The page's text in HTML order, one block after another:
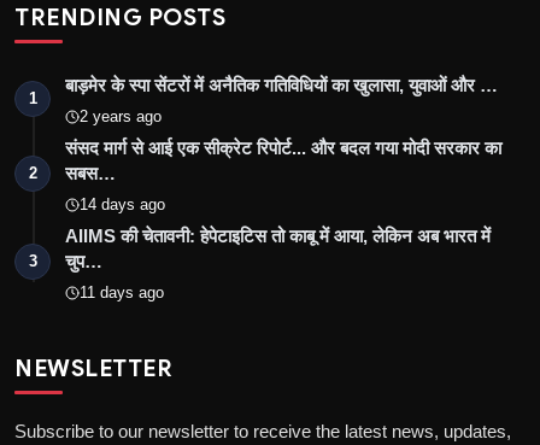
TRENDING POSTS
1
बाड़मेर के स्पा सेंटरों में अनैतिक गतिविधियों का खुलासा, युवाओं और …
2 years ago
2
संसद मार्ग से आई एक सीक्रेट रिपोर्ट... और बदल गया मोदी सरकार का
सबस…
14 days ago
3
AIIMS की चेतावनी: हेपेटाइटिस तो काबू में आया, लेकिन अब भारत में
चुप…
11 days ago
NEWSLETTER
Subscribe to our newsletter to receive the latest news, updates,